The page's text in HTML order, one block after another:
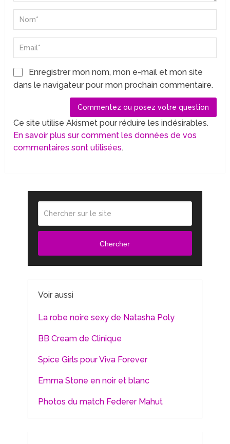
Enregistrer mon nom, mon e-mail et mon site
dans le navigateur pour mon prochain commentaire.
Ce site utilise Akismet pour réduire les indésirables.
En savoir plus sur comment les données de vos
commentaires sont utilisées.
Chercher
Voir aussi
La robe noire sexy de Natasha Poly
BB Cream de Clinique
Spice Girls pour Viva Forever
Emma Stone en noir et blanc
Photos du match Federer Mahut